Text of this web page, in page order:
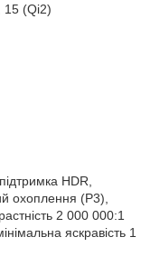
15 (Qi2)
HDR,
охоплення (P3),
2 000 000:1
яскравість 1